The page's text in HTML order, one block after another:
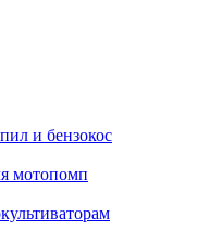
и бензокос
мотопомп